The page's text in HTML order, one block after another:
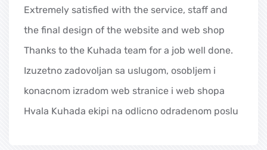
Extremely satisfied with the service, staff and
the final design of the website and web shop
Thanks to the Kuhada team for a job well done.
Izuzetno zadovoljan sa uslugom, osobljem i
konacnom izradom web stranice i web shopa
Hvala Kuhada ekipi na odlicno odradenom poslu